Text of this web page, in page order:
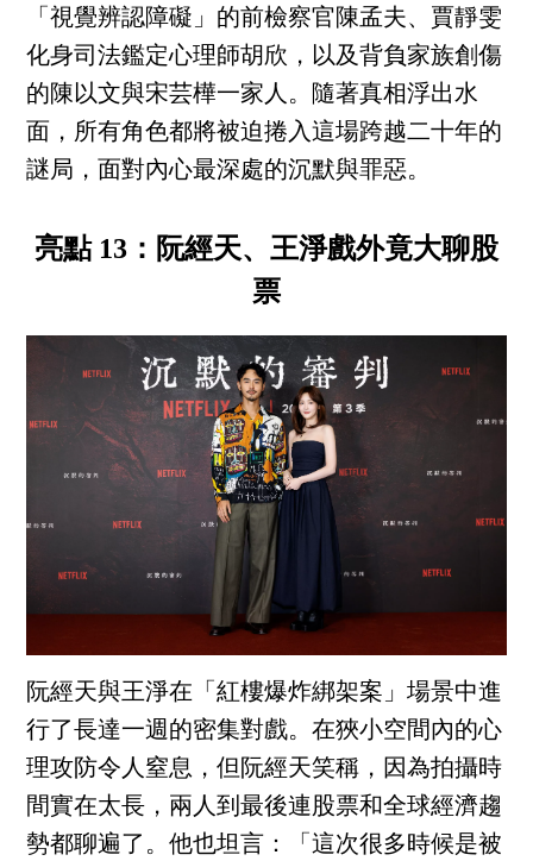
「視覺辨認障礙」的前檢察官陳孟夫、賈靜雯
化身司法鑑定心理師胡欣，以及背負家族創傷
的陳以文與宋芸樺一家人。隨著真相浮出水
面，所有角色都將被迫捲入這場跨越二十年的
謎局，面對內心最深處的沉默與罪惡。
亮點 13：阮經天、王淨戲外竟大聊股
票
阮經天與王淨在「紅樓爆炸綁架案」場景中進
行了長達一週的密集對戲。在狹小空間內的心
理攻防令人窒息，但阮經天笑稱，因為拍攝時
間實在太長，兩人到最後連股票和全球經濟趨
勢都聊遍了。他也坦言：「這次很多時候是被